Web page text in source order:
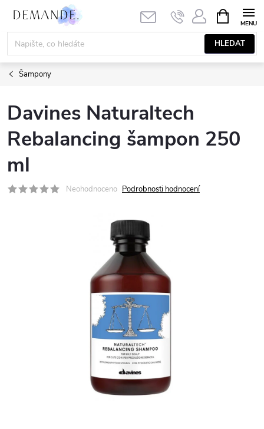
obsah
HLEDAT
NÁKUPNÍ
KOŠÍK
Šampony
Davines Naturaltech
Rebalancing šampon 250
ml
Neohodnoceno Podrobnosti hodnocení